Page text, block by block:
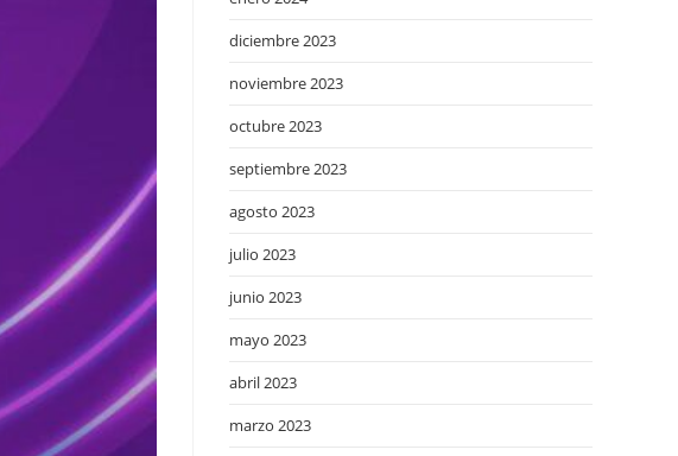
diciembre 2023
noviembre 2023
octubre 2023
septiembre 2023
agosto 2023
julio 2023
junio 2023
mayo 2023
abril 2023
marzo 2023